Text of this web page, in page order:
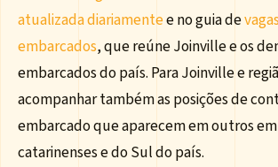
atualizada diariamentee no guia de
embarcados, que reúne Joinville e os
embarcados do país. Para Joinville e
acompanhar também as posições de
embarcado que aparecem em outros
catarinenses e do Sul do país.